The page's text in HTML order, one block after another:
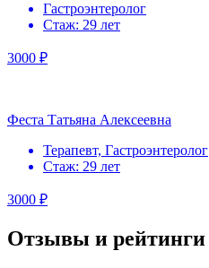
Гастроэнтеролог
Стаж: 29 лет
3000 ₽
Феста Татьяна Алексеевна
Терапевт, Гастроэнтеролог
Стаж: 29 лет
3000 ₽
Отзывы и рейтинги